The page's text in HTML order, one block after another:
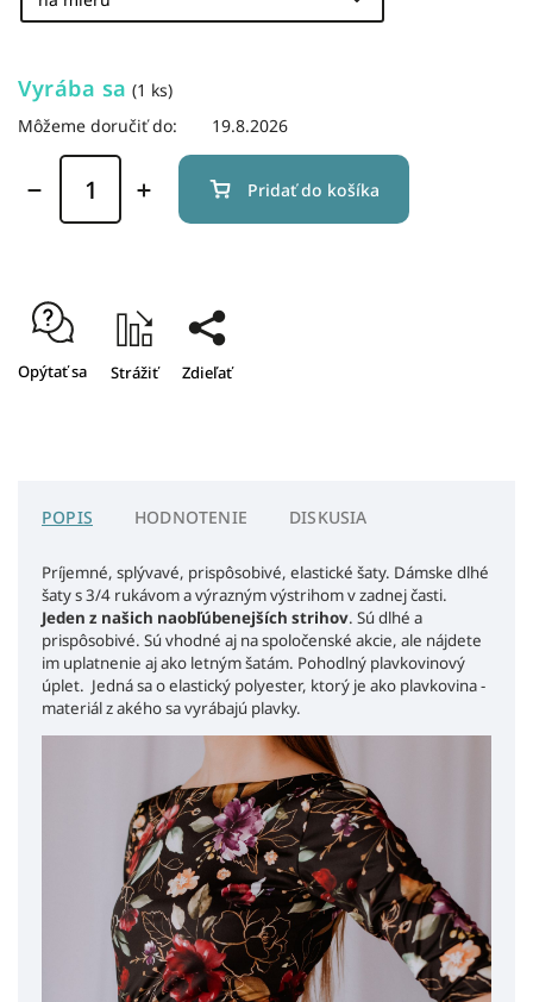
Vyrába sa (1 ks)
Môžeme doručiť do:
19.8.2026
Pridať do košíka
Opýtať sa Strážiť Zdieľať
POPIS HODNOTENIE DISKUSIA
Príjemné, splývavé, prispôsobivé, elastické šaty. Dámske dlhé
šaty s 3/4 rukávom a výrazným výstrihom v zadnej časti.
Jeden z našich naobľúbenejších strihov. Sú dlhé a
prispôsobivé. Sú vhodné aj na spoločenské akcie, ale nájdete
im uplatnenie aj ako letným šatám. Pohodlný plavkovinový
úplet. Jedná sa o elastický polyester, ktorý je ako plavkovina -
materiál z akého sa vyrábajú plavky.